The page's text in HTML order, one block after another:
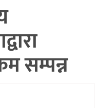
सम्पन्न